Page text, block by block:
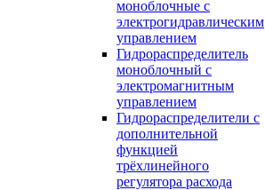
моноблочные с
электрогидравлическим
управлением
Гидрораспределитель
моноблочный с
электромагнитным
управлением
Гидрораспределители с
дополнительной
функцией
трёхлинейного
регулятора расхода